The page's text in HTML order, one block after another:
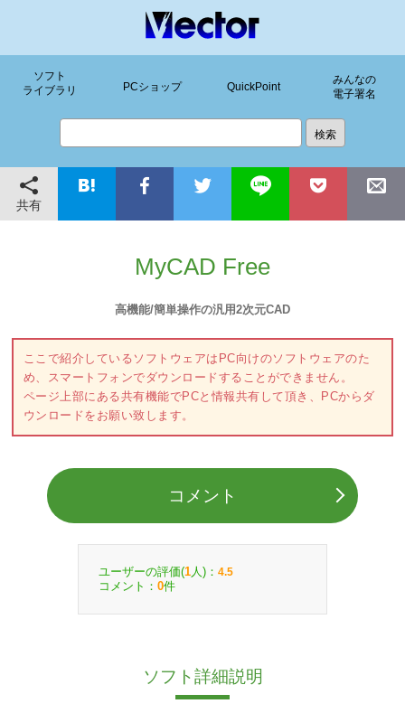
ソフト
ライブラリ
PCショップ QuickPoint
みんなの
電子署名
共有
MyCAD Free
高機能/簡単操作の汎用2次元CAD
ここで紹介しているソフトウェアはPC向けのソフトウェアのた
め、スマートフォンでダウンロードすることができません。
ページ上部にある共有機能でPCと情報共有して頂き、PCからダ
ウンロードをお願い致します。
コメント
ユーザーの評価(1 人)： 4.5
コメント： 0件
ソフト詳細説明